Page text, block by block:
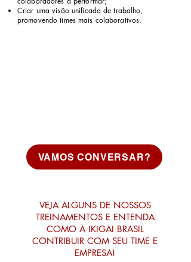
Criar uma visão unificada de trabalho,
promovendo times mais colaborativos.
VAMOS CONVERSAR?
VEJA ALGUNS DE NOSSOS
TREINAMENTOS E ENTENDA
COMO A IKIGAI BRASIL
CONTRIBUIR COM SEU TIME E
EMPRESA!